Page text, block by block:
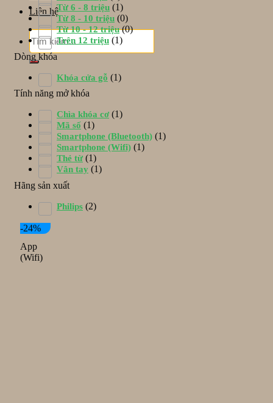
Liên hệ
Tìm
kiếm:
Từ 6 - 8 triệu (1)
Từ 8 - 10 triệu (0)
Từ 10 - 12 triệu (0)
Trên 12 triệu (1)
Dòng khóa
Khóa cửa gỗ (1)
Tính năng mở khóa
Chìa khóa cơ (1)
Mã số (1)
Smartphone (Bluetooth) (1)
Smartphone (Wifi) (1)
Thẻ từ (1)
Vân tay (1)
Hãng sản xuất
Philips (2)
-24%
App
(Wifi)